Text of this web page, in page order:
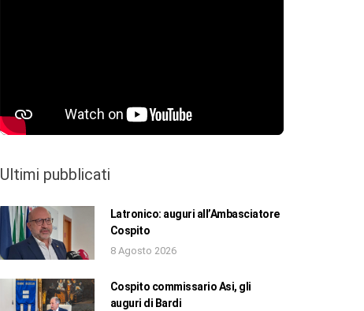
Ultimi pubblicati
Latronico: auguri all’Ambasciatore
Cospito
8 Agosto 2026
Cospito commissario Asi, gli
auguri di Bardi